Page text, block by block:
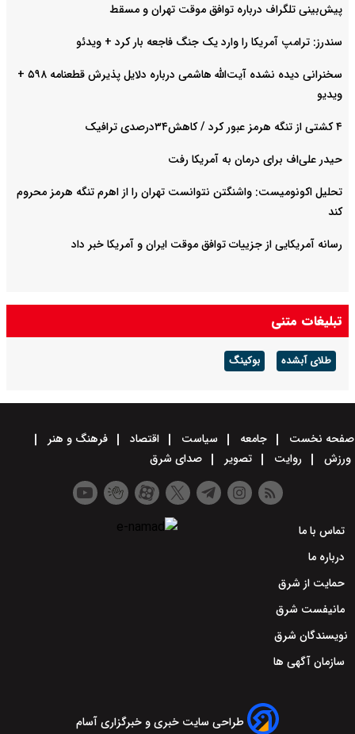
پیش‌بینی تلگراف درباره توافق موقت تهران و مسقط
سندرز: ترامپ آمریکا را وارد یک جنگ فاجعه بار کرد + ویدئو
سخنرانی دیده نشده آیت‌الله هاشمی درباره دلایل پذیرش قطعنامه ۵۹۸ +
ویدیو
۴ کشتی از تنگه هرمز عبور کرد / کاهش۳۴درصدی ترافیک
حیدر علی‌اف برای درمان به آمریکا رفت
تحلیل اکونومیست: واشنگتن نتوانست تهران را از اهرم تنگه هرمز محروم
کند
رسانه آمریکایی از جزییات توافق موقت ایران و آمریکا خبر داد
تبلیغات متنی
طلای آبشده بوکینگ
صفحه نخست جامعه سیاست اقتصاد
فرهنگ و هنر
ورزش
روایت تصویر صدای شرق
تماس با ما
درباره ما
حمایت از شرق
مانیفست شرق
نویسندگان شرق
سازمان آگهی ها
طراحی سایت خبری و خبرگزاری آسام